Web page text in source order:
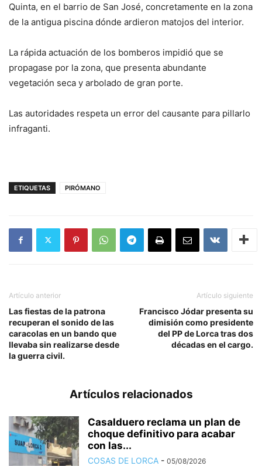
Quinta, en el barrio de San José, concretamente en la zona
de la antigua piscina dónde ardieron matojos del interior.
La rápida actuación de los bomberos impidió que se
propagase por la zona, que presenta abundante
vegetación seca y arbolado de gran porte.
Las autoridades respeta un error del causante para pillarlo
infraganti.
ETIQUETAS PIRÓMANO
Artículo anterior
Las fiestas de la patrona
recuperan el sonido de las
caracolas en un bando que
llevaba sin realizarse desde
la guerra civil.
Artículo siguiente
Francisco Jódar presenta su
dimisión como presidente
del PP de Lorca tras dos
décadas en el cargo.
Artículos relacionados
Casalduero reclama un plan de
choque definitivo para acabar
con las...
COSAS DE LORCA - 05/08/2026